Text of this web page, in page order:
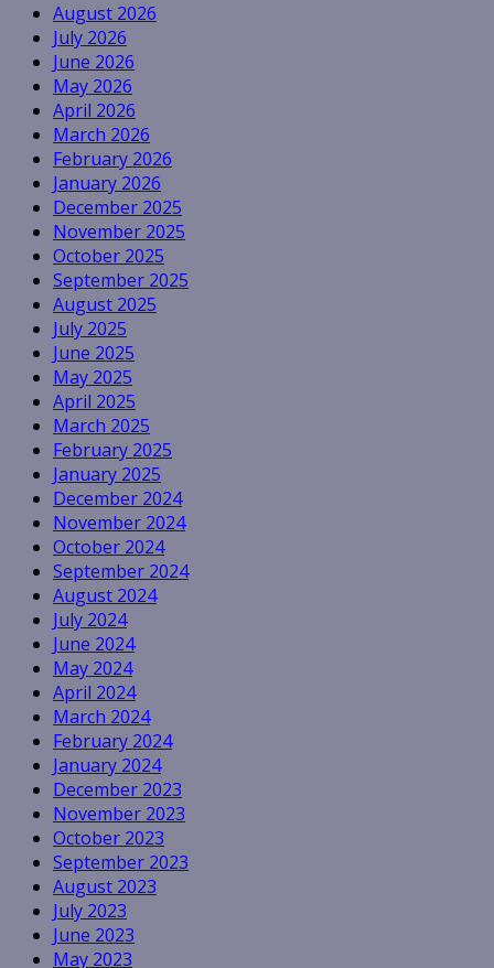
August 2026
July 2026
June 2026
May 2026
April 2026
March 2026
February 2026
January 2026
December 2025
November 2025
October 2025
September 2025
August 2025
July 2025
June 2025
May 2025
April 2025
March 2025
February 2025
January 2025
December 2024
November 2024
October 2024
September 2024
August 2024
July 2024
June 2024
May 2024
April 2024
March 2024
February 2024
January 2024
December 2023
November 2023
October 2023
September 2023
August 2023
July 2023
June 2023
May 2023